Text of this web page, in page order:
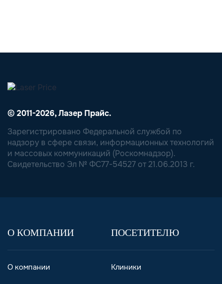
© 2011-2026, Лазер Прайс.
Зарегистрировано Федеральной службой по
надзору в сфере связи, информационных технологий
и массовых коммуникаций (Роскомнадзор).
Свидетельство Эл № ФС77-54527 от 21.06.2013 г.
О КОМПАНИИ
О компании
ПОСЕТИТЕЛЮ
Клиники